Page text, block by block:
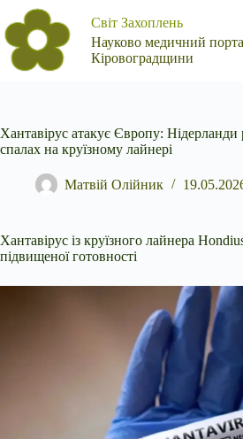
Перейти
до
вмісту
Світ Захоплень
Науково медичний
Кіровоградщини
Хантавірус атакує Європу: Нідерланди
спалах на круїзному лайнері
Матвій Олійник
Хантавірус із круїзного лайнера
підвищеної готовності